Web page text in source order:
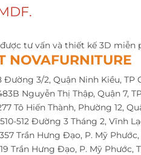
tư vấn và thiết kế 3D miễn
NOVAFURNITURE
Đường 3/2, Quận Ninh Kiều, TP
Nguyễn Thị Thập, Quận 7,
Tô Hiến Thành, Phường 12,
512 Đường 3 Tháng 2, Vĩnh
Trần Hưng Đạo, P. Mỹ
Trần Hưng Đạo, P. Mỹ Phước,